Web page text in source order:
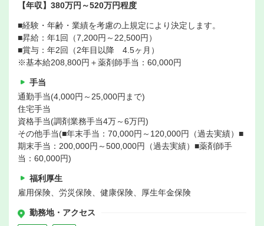
【年収】380万円～520万円程度
■経験・年齢・業績を考慮の上規定により決定します。
■昇給：年1回（7,200円～22,500円）
■賞与：年2回（2年目以降 4.5ヶ月）
※基本給208,800円＋薬剤師手当：60,000円
手当
通勤手当(4,000円～25,000円まで)
住宅手当
資格手当(調剤業務手当4万～6万円)
その他手当(■年末手当：70,000円～120,000円（過去実績）■
期末手当：200,000円～500,000円（過去実績）■薬剤師手
当：60,000円)
福利厚生
雇用保険、労災保険、健康保険、厚生年金保険
勤務地・アクセス